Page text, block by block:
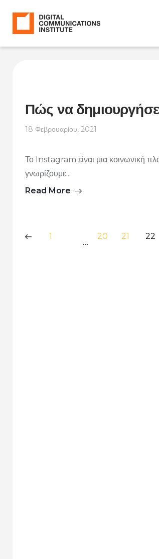
Πώς να
18 Φεβρουαρίου, 2021
Το Instagram είναι μια κοινωνική
γνωρίζουμε...
Read More
1
…
20 21 22